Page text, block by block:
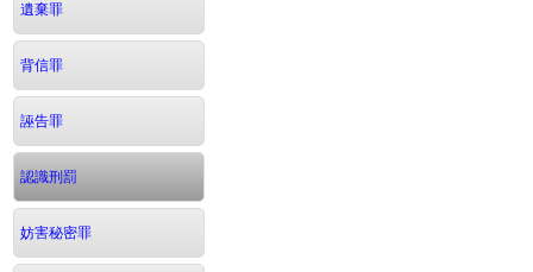
遺棄罪
背信罪
誣告罪
認識刑罰
妨害秘密罪